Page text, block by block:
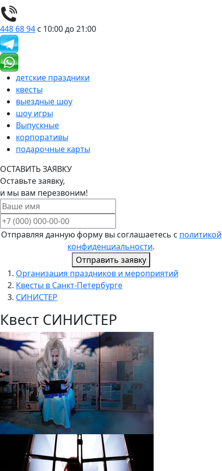
448 68 94 с 10:00 до 21:00
детские праздники
квесты
выездные шоу
шоу игры
Выпускные
корпоративы
подарочные карты
ОСТАВИТЬ ЗАЯВКУ
Оставьте заявку,
и мы вам перезвоним!
Отправляя данную форму вы соглашаетесь с политикой
конфиденциальности.
Отправить заявку
Организация праздников и мероприятий
Квесты в Санкт-Петербурге
СИНИСТЕР
Квест СИНИСТЕР